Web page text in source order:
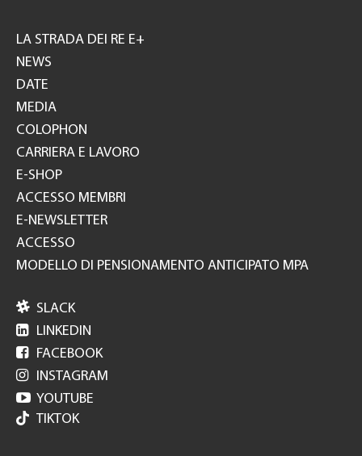
GH
LA STRADA DEI RE E+
NEWS
DATE
MEDIA
COLOPHON
CARRIERA E LAVORO
E-SHOP
ACCESSO MEMBRI
E-NEWSLETTER
ACCESSO
MODELLO DI PENSIONAMENTO ANTICIPATO MPA
 SLACK
 LINKEDIN
 FACEBOOK
 INSTAGRAM
 YOUTUBE
TIKTOK